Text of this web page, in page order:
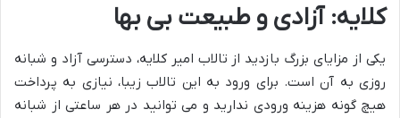
کلایه: آزادی و طبیعت بی بها
یکی از مزایای بزرگ بازدید از تالاب امیر کلایه، دسترسی آزاد و شبانه
روزی به آن است. برای ورود به این تالاب زیبا، نیازی به پرداخت
هیچ گونه هزینه ورودی ندارید و می توانید در هر ساعتی از شبانه